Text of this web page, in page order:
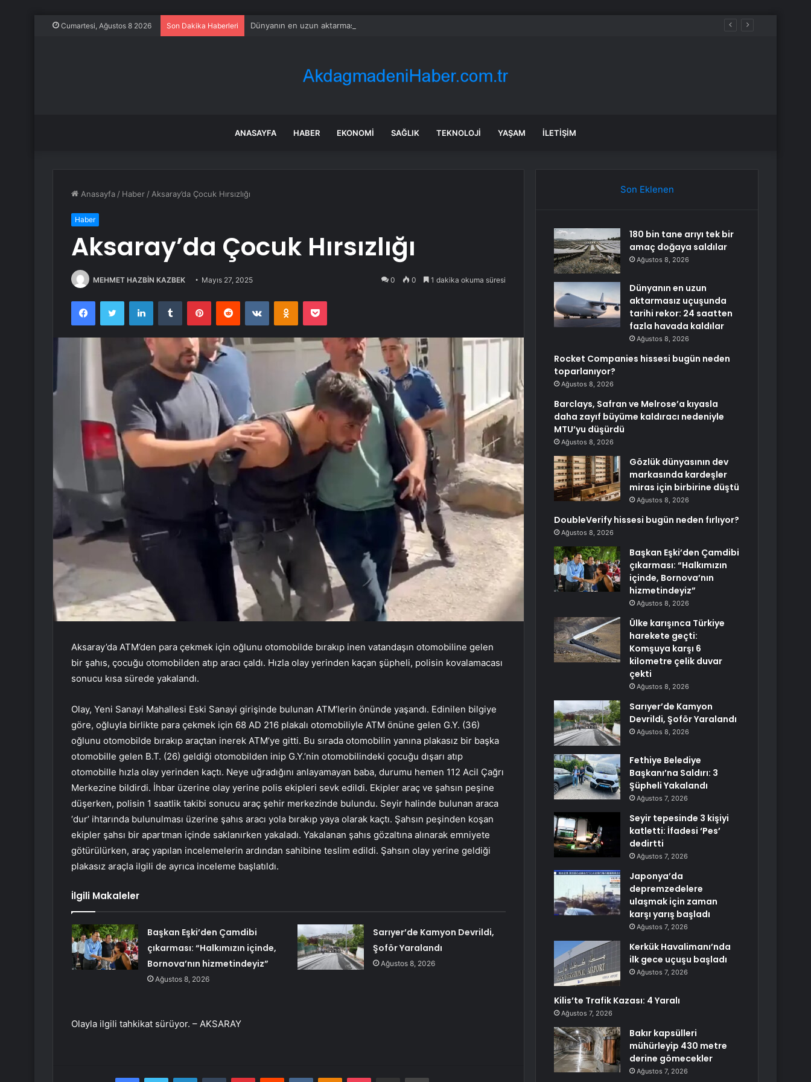
Cumartesi, Ağustos 8 2026 Son Dakika Haberleri Dünyanın en uzun aktarmasız uçuşunda tarihi rekor: 24 saatten fazla havada kaldılar
ANASAYFA HABER EKONOMI SAĞLIK TEKNOLOJI YAŞAM İLETIŞIM
Anasayfa / Haber / Aksaray’da Çocuk Hırsızlığı
Haber
Aksaray’da Çocuk Hırsızlığı
MEHMET HAZBİN KAZBEK Mayıs 27, 2025 0 0 1 dakika okuma süresi
FacebookTwitter LinkedInTumblr PinterestReddit VKontakteOdnoklassniki
Pocket
Aksaray’da ATM’den para çekmek için oğlunu otomobilde bırakıp inen vatandaşın otomobiline gelen
bir şahıs, çocuğu otomobilden atıp aracı çaldı. Hızla olay yerinden kaçan şüpheli, polisin kovalamacası
sonucu kısa sürede yakalandı.
Olay, Yeni Sanayi Mahallesi Eski Sanayi girişinde bulunan ATM’lerin önünde yaşandı. Edinilen bilgiye
göre, oğluyla birlikte para çekmek için 68 AD 216 plakalı otomobiliyle ATM önüne gelen G.Y. (36)
oğlunu otomobilde bırakıp araçtan inerek ATM’ye gitti. Bu sırada otomobilin yanına plakasız bir başka
otomobille gelen B.T. (26) geldiği otomobilden inip G.Y.’nin otomobilindeki çocuğu dışarı atıp
otomobille hızla olay yerinden kaçtı. Neye uğradığını anlayamayan baba, durumu hemen 112 Acil Çağrı
Merkezine bildirdi. İhbar üzerine olay yerine polis ekipleri sevk edildi. Ekipler araç ve şahsın peşine
düşerken, polisin 1 saatlik takibi sonucu araç şehir merkezinde bulundu. Seyir halinde bulunan araca
‘dur’ ihtarında bulunulması üzerine şahıs aracı yola bırakıp yaya olarak kaçtı. Şahsın peşinden koşan
ekipler şahsı bir apartman içinde saklanırken yakaladı. Yakalanan şahıs gözaltına alınarak emniyete
götürülürken, araç yapılan incelemelerin ardından sahibine teslim edildi. Şahsın olay yerine geldiği
plakasız araçla ilgili de ayrıca inceleme başlatıldı.
İlgili Makaleler
Başkan Eşki’den Çamdibi
çıkarması: “Halkımızın içinde,
Bornova’nın hizmetindeyiz”
Ağustos 8, 2026
Sarıyer’de Kamyon Devrildi,
Şoför Yaralandı
Ağustos 8, 2026
Olayla ilgili tahkikat sürüyor. – AKSARAY
FacebookTwitter LinkedInTumblr PinterestReddit VKontakteOdnoklassniki
Pocket E-Posta ile paylaş Yazdır
Son Eklenen
180 bin tane arıyı tek bir
amaç doğaya saldılar
Ağustos 8, 2026
Dünyanın en uzun
aktarmasız uçuşunda
tarihi rekor: 24 saatten
fazla havada kaldılar
Ağustos 8, 2026
Rocket Companies hissesi bugün neden
toparlanıyor?
Ağustos 8, 2026
Barclays, Safran ve Melrose’a kıyasla
daha zayıf büyüme kaldıracı nedeniyle
MTU’yu düşürdü
Ağustos 8, 2026
Gözlük dünyasının dev
markasında kardeşler
miras için birbirine düştü
Ağustos 8, 2026
DoubleVerify hissesi bugün neden fırlıyor?
Ağustos 8, 2026
Başkan Eşki’den Çamdibi
çıkarması: “Halkımızın
içinde, Bornova’nın
hizmetindeyiz”
Ağustos 8, 2026
Ülke karışınca Türkiye
harekete geçti:
Komşuya karşı 6
kilometre çelik duvar
çekti
Ağustos 8, 2026
Sarıyer’de Kamyon
Devrildi, Şoför Yaralandı
Ağustos 8, 2026
Fethiye Belediye
Başkanı’na Saldırı: 3
Şüpheli Yakalandı
Ağustos 7, 2026
Seyir tepesinde 3 kişiyi
katletti: İfadesi ‘Pes’
dedirtti
Ağustos 7, 2026
Japonya’da
depremzedelere
ulaşmak için zaman
karşı yarış başladı
Ağustos 7, 2026
Kerkük Havalimanı’nda
ilk gece uçuşu başladı
Ağustos 7, 2026
Kilis’te Trafik Kazası: 4 Yaralı
Ağustos 7, 2026
Bakır kapsülleri
mühürleyip 430 metre
derine gömecekler
Ağustos 7, 2026